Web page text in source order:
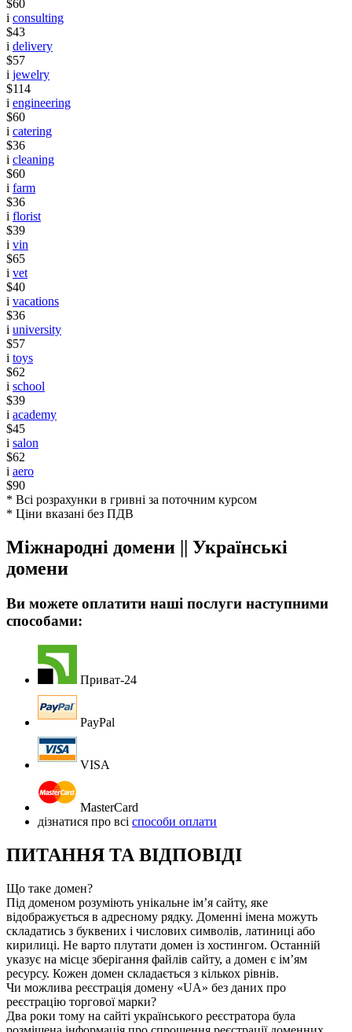
$60
i consulting
$43
i delivery
$57
i jewelry
$114
i engineering
$60
i catering
$36
i cleaning
$60
i farm
$36
i florist
$39
i vin
$65
i vet
$40
i vacations
$36
i university
$57
i toys
$62
i school
$39
i academy
$45
i salon
$62
i aero
$90
* Всі розрахунки в гривні за поточним курсом
* Ціни вказані без ПДВ
Міжнародні домени || Українські
домени
Ви можете оплатити наші послуги наступними
способами:
Приват-24
PayPal
VISA
MasterCard
дізнатися про всі способи оплати
ПИТАННЯ ТА ВІДПОВІДІ
Що таке домен?
Під доменом розуміють унікальне ім’я сайту, яке
відображується в адресному рядку. Доменні імена можуть
складатись з буквених і числових символів, латиниці або
кирилиці. Не варто плутати домен із хостингом. Останній
указує на місце зберігання файлів сайту, а домен є ім’ям
ресурсу. Кожен домен складається з кількох рівнів.
Чи можлива реєстрація домену «UA» без даних про
реєстрацію торгової марки?
Два роки тому на сайті українського реєстратора була